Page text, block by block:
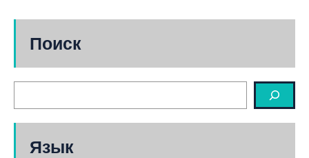
Поиск
Язык